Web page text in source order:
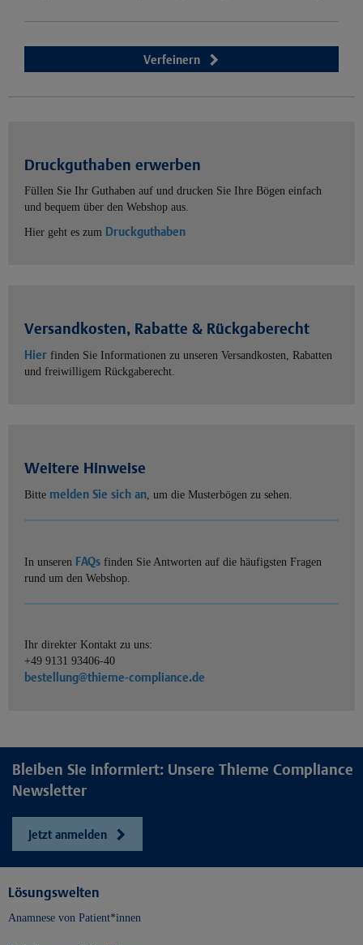
Verfeinern
Druckguthaben erwerben
Füllen Sie Ihr Guthaben auf und drucken Sie Ihre Bögen einfach
und bequem über den Webshop aus.
Hier geht es zum Druckguthaben
Versandkosten, Rabatte & Rückgaberecht
Hier finden Sie Informationen zu unseren Versandkosten, Rabatten
und freiwilligem Rückgaberecht.
Weitere Hinweise
Bitte melden Sie sich an, um die Musterbögen zu sehen.
In unseren FAQs finden Sie Antworten auf die häufigsten Fragen
rund um den Webshop.
Ihr direkter Kontakt zu uns:
+49 9131 93406-40
bestellung@thieme-compliance.de
Bleiben Sie informiert: Unsere Thieme Compliance
Newsletter
Jetzt anmelden
Lösungswelten
Anamnese von Patient*innen